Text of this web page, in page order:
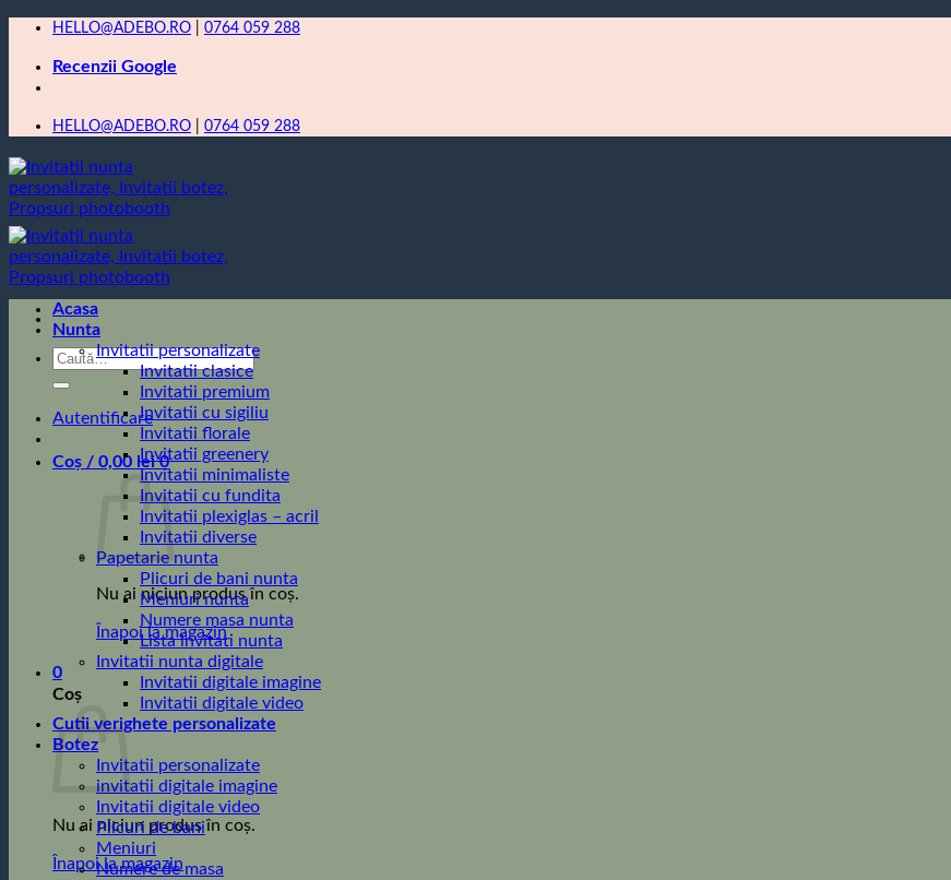
Skip
content
HELLO@ADEBO.RO 0764 059 288
Recenzii Google
HELLO@ADEBO.RO 0764 059 288
Caută
Autentificare
Coș / 0,00 lei 0
Nu ai niciun produs în coș.
Înapoi la magazin
0
Coș
Nu ai niciun produs în coș.
Înapoi la magazin
Acasa
Nunta
Invitatii personalizate
Invitatii clasice
Invitatii premium
Invitatii cu sigiliu
Invitatii florale
Invitatii greenery
Invitatii minimaliste
Invitatii cu fundita
Invitatii plexiglas – acril
Invitatii diverse
Papetarie nunta
Plicuri de bani nunta
Meniuri nunta
Numere masa nunta
Lista invitati nunta
Invitatii nunta digitale
Invitatii digitale imagine
Invitatii digitale video
Cutii verighete personalizate
Botez
Invitatii personalizate
invitatii digitale imagine
Invitatii digitale video
Plicuri de bani
Meniuri
Numere de masa